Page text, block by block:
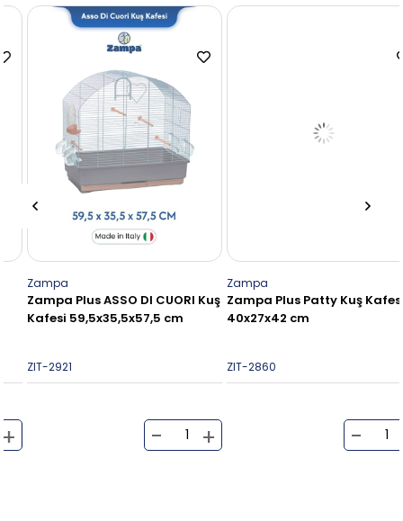
Zampa
Zampa Plus ASSO DI CUORI Kuş
Kafesi 59,5x35,5x57,5 cm
ZIT-2921
Zampa
Zampa Plus Patty Kuş Kafesi
40x27x42 cm
ZIT-2860